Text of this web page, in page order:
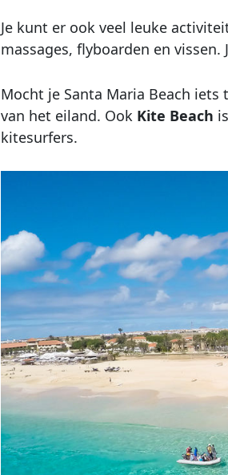
Je kunt er ook veel leuke
massages, flyboarden en
Mocht je Santa Maria Beach
van het eiland. Ook Kite Beach
kitesurfers.